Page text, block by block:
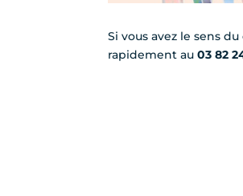
Si vous avez le sens
rapidement au03 82